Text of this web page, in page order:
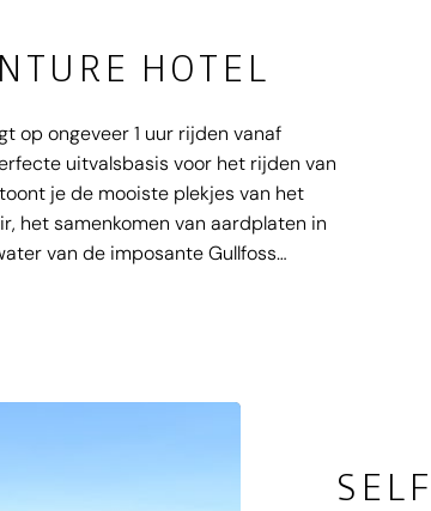
HOTEL
op ongeveer 1 uur rijden vanaf
uitvalsbasis voor het rijden van
je de mooiste plekjes van het
het samenkomen van aardplaten in
van de imposante Gullfoss